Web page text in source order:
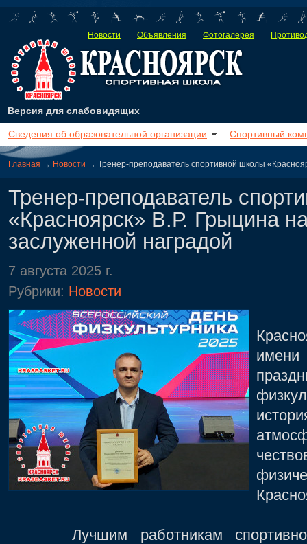
Новости Объявления Фотогалерея
Версия для слабовидящих
Сведения об образовательной организации Спортивный
Главная → Новости → Тренер-преподаватель спортивной школы
Тренер-преподаватель
«Красноярск» В.Р. Грыцина
заслуженной наградой
7 августа 2025 г.
Рубрики: Новости
Лучшим работникам